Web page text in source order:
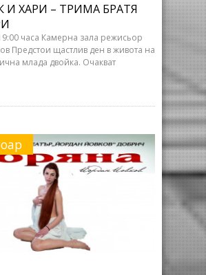
И ХАРИ – ТРИМА БРАТЯ
часа Камерна зала режисьор
Предстои щастлив ден в живота на
млада двойка. Очакват